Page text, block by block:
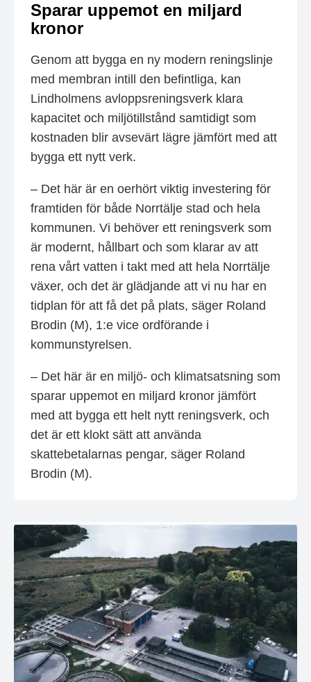
Sparar uppemot en miljard
kronor
Genom att bygga en ny modern reningslinje
med membran intill den befintliga, kan
Lindholmens avloppsreningsverk klara
kapacitet och miljötillstånd samtidigt som
kostnaden blir avsevärt lägre jämfört med att
bygga ett nytt verk.
– Det här är en oerhört viktig investering för
framtiden för både Norrtälje stad och hela
kommunen. Vi behöver ett reningsverk som
är modernt, hållbart och som klarar av att
rena vårt vatten i takt med att hela Norrtälje
växer, och det är glädjande att vi nu har en
tidplan för att få det på plats, säger Roland
Brodin (M), 1:e vice ordförande i
kommunstyrelsen.
– Det här är en miljö- och klimatsatsning som
sparar uppemot en miljard kronor jämfört
med att bygga ett helt nytt reningsverk, och
det är ett klokt sätt att använda
skattebetalarnas pengar, säger Roland
Brodin (M).